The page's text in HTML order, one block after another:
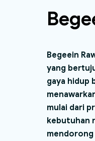
Begeein
yang
gaya hidup
mulai dari
kebutuhan
mendorong